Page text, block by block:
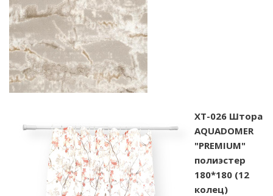
XT-026 Штора
AQUADOMER
"PREMIUM"
полиэстер
180*180 (12
колец)